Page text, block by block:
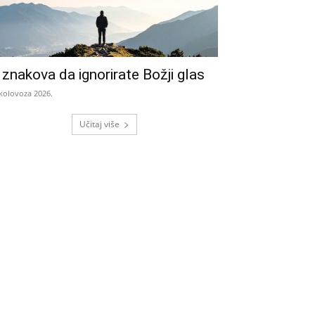
da ignorirate Božji glas
2026.
Učitaj više